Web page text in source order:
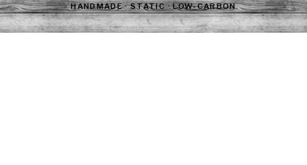
HANDMADE · STATIC · LOW-CARBON